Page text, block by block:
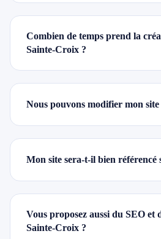
Combien de temps prend la
Sainte-Croix ?
Nous pouvons modifier mon site
Mon site sera-t-il bien référencé
Vous proposez aussi du SEO et
Sainte-Croix ?